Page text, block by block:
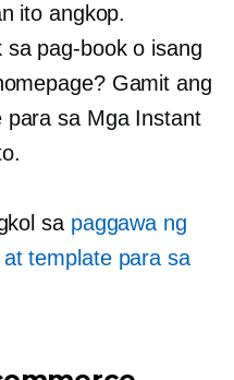
ito angkop.
pag-book o isang
Gamit ang
para sa Mga Instant
sa paggawa ng
template para sa